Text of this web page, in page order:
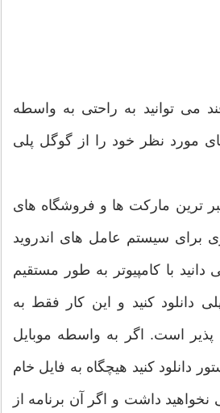
می توانید به راحتی به واسطه
های مورد نظر خود را از گوگل پلی
ترین مارکت ها و فروشگاه های
برای سیستم عامل های اندروید
با کامپیوتر به طور مستقیم
دانلود کنید و این کار فقط به
پذیر است. اگر به واسطه موبایل
دانلود کنید هیچگاه به فایل خام
داشت و اگر آن برنامه از